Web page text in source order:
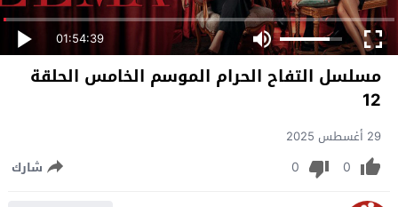
01:54:39
مسلسل التفاح الحرام الموسم الخامس الحلقة
12
29 أغسطس 2025
0
0 شارك